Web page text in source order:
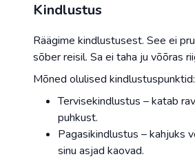
Kindlustus
Räägime kindlustusest. See ei
sõber reisil. Sa ei taha ju võõras
Mõned olulised kindlustuspunktid:
Tervisekindlustus – katab
puhkust.
Pagasikindlustus – kahjuks
sinu asjad kaovad.